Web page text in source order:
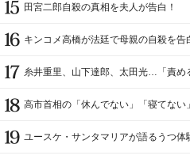
田宮二郎自殺の真相を夫人が告白！
キンコメ高橋が法廷で母親の自殺を告
糸井重里、山下達郎、太田光…「責め
高市首相の「休んでない」「寝てな
ユースケ・サンタマリアが語るうつ体